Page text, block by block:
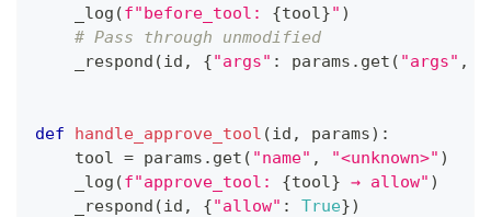
    _log
(f"before_tool: {tool}" )
# Pass through unmodified
    _respond
(id , {"args" : params . get ( "args" ,
def handle_approve_tool (id , params) :
    tool
= params . get ( "name" , "<unknown>" )
    _log
(f"approve_tool: {tool} → allow" )
    _respond
(id , {"allow" : True})